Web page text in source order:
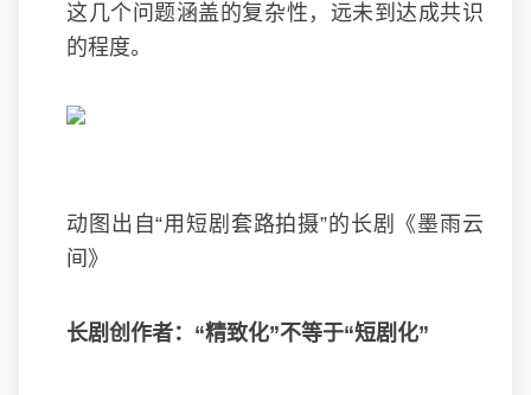
这几个问题涵盖的复杂性，远未到达成共识
的程度。
动图出自“用短剧套路拍摄”的长剧《墨雨云
间》
长剧创作者：“精致化”不等于“短剧化”